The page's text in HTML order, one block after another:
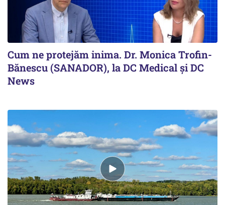
Cum ne protejăm inima. Dr. Monica Trofin-
Bănescu (SANADOR), la DC Medical și DC
News